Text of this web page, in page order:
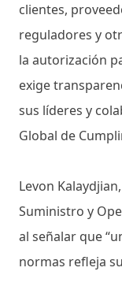
clientes,
reguladores y
la autorización
exige
sus líderes y
Global de
Levon
Suministro y
al señalar que
normas refleja